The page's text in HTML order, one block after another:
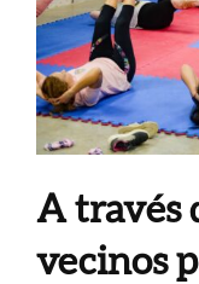
A través
vecinos